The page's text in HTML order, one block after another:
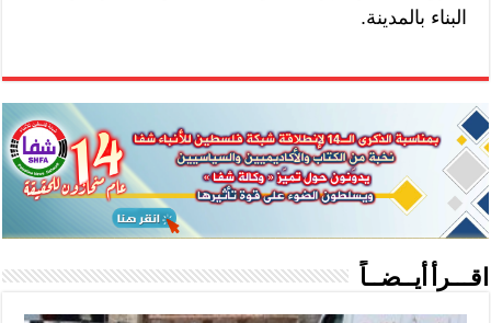
البناء بالمدينة.
اقـــرأ أيــضــاً